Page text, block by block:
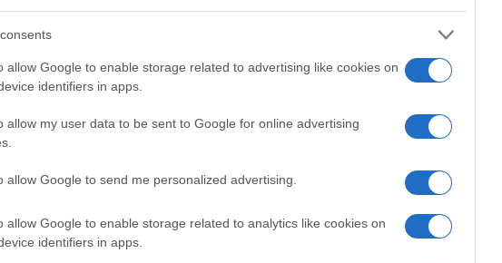
allow Google to enable storage related to advertising like cookies on
identifiers in apps.
allow my user data to be sent to Google for online advertising
allow Google to send me personalized advertising.
allow Google to enable storage related to analytics like cookies on
identifiers in apps.
appuntamenti e
presso l’
Arena Carlo Guarnieri
una delle gare più attese vedrà laRoma
formazione storica del beach